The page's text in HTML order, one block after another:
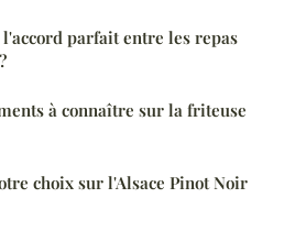
parfait entre les repas
à connaître sur la friteuse
choix sur l'Alsace Pinot Noir